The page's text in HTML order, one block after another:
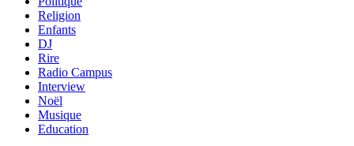
Religion
Enfants
DJ
Rire
Radio Campus
Interview
Noël
Musique
Education